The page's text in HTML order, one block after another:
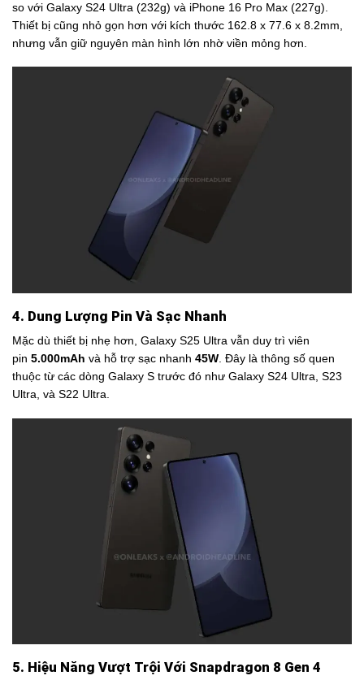
so với Galaxy S24 Ultra (232g) và iPhone 16 Pro Max (227g).
Thiết bị cũng nhỏ gọn hơn với kích thước 162.8 x 77.6 x 8.2mm,
nhưng vẫn giữ nguyên màn hình lớn nhờ viền mỏng hơn.
4. Dung Lượng Pin Và Sạc Nhanh
Mặc dù thiết bị nhẹ hơn, Galaxy S25 Ultra vẫn duy trì viên
pin 5.000mAh và hỗ trợ sạc nhanh 45W. Đây là thông số quen
thuộc từ các dòng Galaxy S trước đó như Galaxy S24 Ultra, S23
Ultra, và S22 Ultra.
5. Hiệu Năng Vượt Trội Với Snapdragon 8 Gen 4